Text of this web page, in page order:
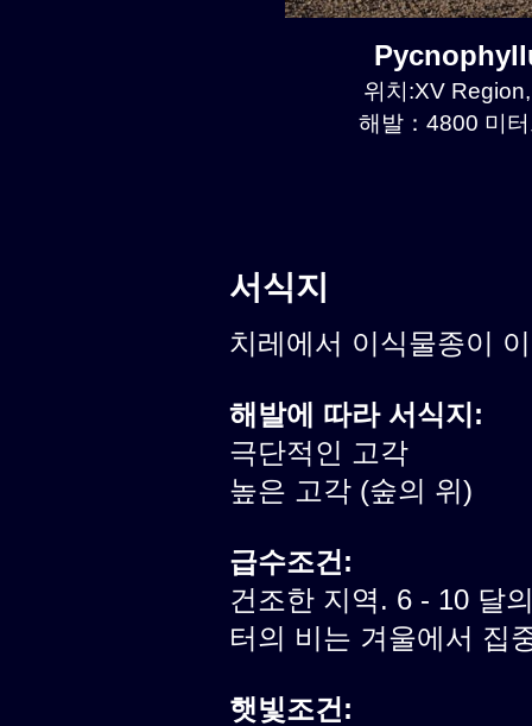
위치:XV
해발：4800 미
서식지
치레에서 이식물종이
해발에 따라 서식지:
극단적인 고각
높은 고각 (숲의 위)
급수조건:
건조한 지역. 6 - 10 달
터의 비는 겨울에서 집
햇빛조건: